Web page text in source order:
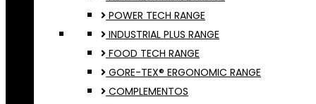
POWER TECH RANGE
INDUSTRIAL PLUS RANGE
FOOD TECH RANGE
GORE-TEX® ERGONOMIC RANGE
COMPLEMENTOS